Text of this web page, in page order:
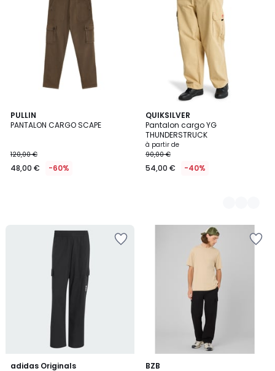
PULLIN
PANTALON CARGO SCAPE
120,00 €
48,00 € -60%
QUIKSILVER
Pantalon cargo YG
THUNDERSTRUCK
à partir de
90,00 €
54,00 € -40%
2
Couleurs
adidas Originals
BZB